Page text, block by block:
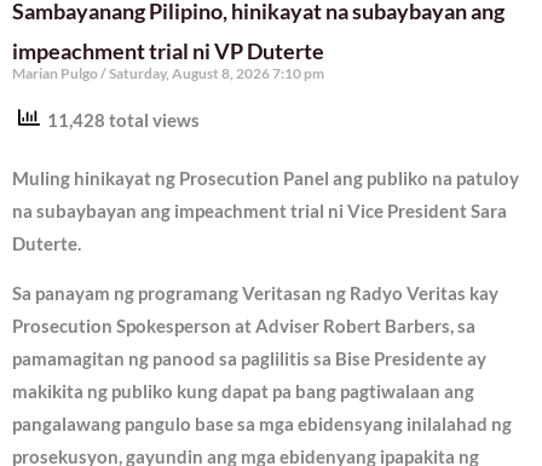
Sambayanang Pilipino, hinikayat na subaybayan ang
impeachment trial ni VP Duterte
Marian Pulgo Saturday, August 8, 2026 7:10 pm
11,428 total views
Muling hinikayat ng Prosecution Panel ang publiko na patuloy
na subaybayan ang impeachment trial ni Vice President Sara
Duterte.
Sa panayam ng programang Veritasan ng Radyo Veritas kay
Prosecution Spokesperson at Adviser Robert Barbers, sa
pamamagitan ng panood sa paglilitis sa Bise Presidente ay
makikita ng publiko kung dapat pa bang pagtiwalaan ang
pangalawang pangulo base sa mga ebidensyang inilalahad ng
prosekusyon, gayundin ang mga ebidenyang ipapakita ng